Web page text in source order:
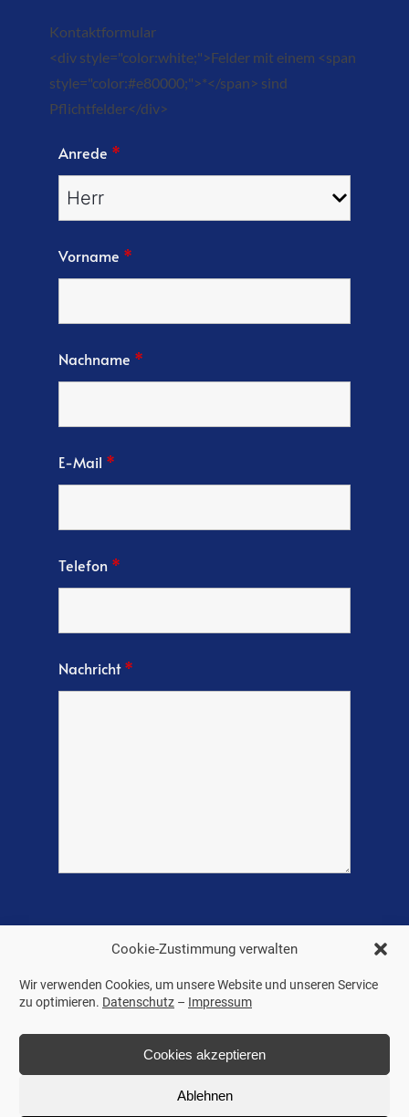
Cookie-Zustimmung verwalten
Wir verwenden Cookies, um unsere Website und unseren Service
zu optimieren. Datenschutz – Impressum
Cookies akzeptieren
Ablehnen
Kontaktformular
<div style="color:white;">Felder mit einem <span
style="color:#e80000;">*</span> sind
Pflichtfelder</div>
Anrede *
Vorname *
Nachname *
E-Mail *
Telefon *
Nachricht*
© 2022 Fischereikonsortium Donauwörth
Impressum